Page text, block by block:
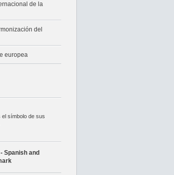
de la
del
europea
el símbolo de sus
Spanish and